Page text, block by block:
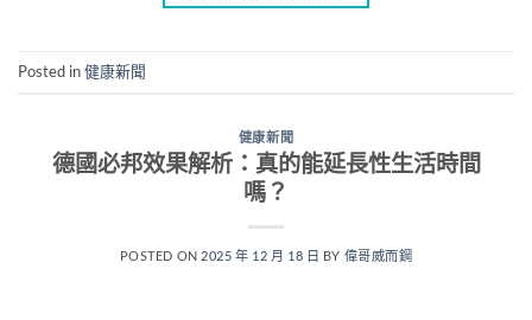
Posted in健康新聞
健康新聞
德國必邦效果解析：真的能延長性生活時間
嗎？
POSTED ON 2025 年 12 月 18 日 BY 偉哥威而鋼